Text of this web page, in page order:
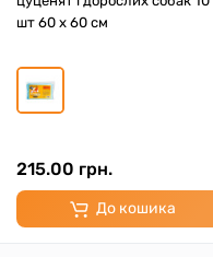
шт 60 х 60 см
215.00 грн.
До кошика